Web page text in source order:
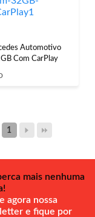
Automotivo
Com CarPlay
1
mais nenhuma
agora nossa
e fique por